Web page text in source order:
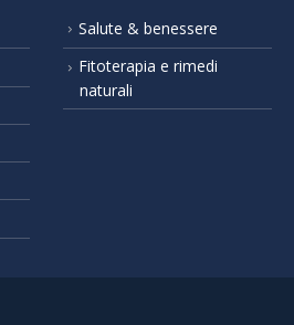
Salute & benessere
Fitoterapia e rimedi
naturali